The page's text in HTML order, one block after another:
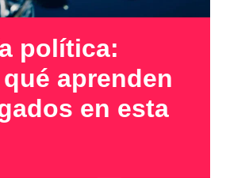
política:
aprenden
en esta